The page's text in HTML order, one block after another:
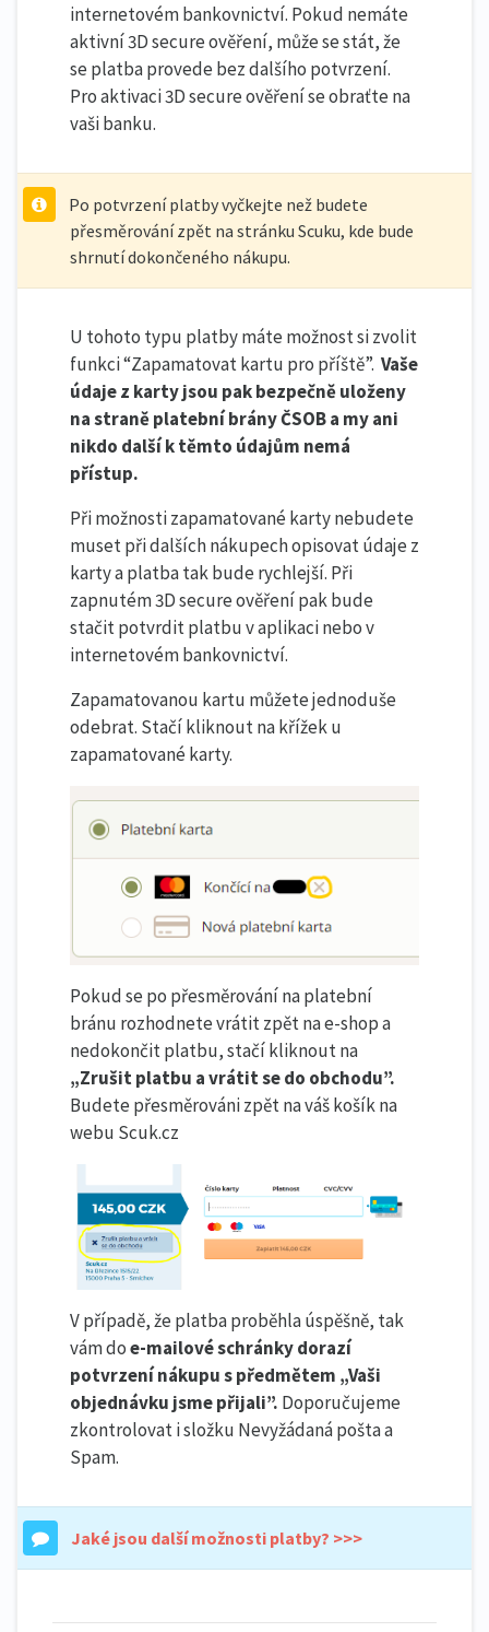
internetovém bankovnictví. Pokud nemáte
aktivní 3D secure ověření, může se stát, že
se platba provede bez dalšího potvrzení.
Pro aktivaci 3D secure ověření se obraťte na
vaši banku.
Po potvrzení platby vyčkejte než budete
přesměrování zpět na stránku Scuku, kde bude
shrnutí dokončeného nákupu.
U tohoto typu platby máte možnost si zvolit
funkci “Zapamatovat kartu pro příště”. Vaše
údaje z karty jsou pak bezpečně uloženy
na straně platební brány ČSOB a my ani
nikdo další k těmto údajům nemá
přístup.
Při možnosti zapamatované karty nebudete
muset při dalších nákupech opisovat údaje z
karty a platba tak bude rychlejší. Při
zapnutém 3D secure ověření pak bude
stačit potvrdit platbu v aplikaci nebo v
internetovém bankovnictví.
Zapamatovanou kartu můžete jednoduše
odebrat. Stačí kliknout na křížek u
zapamatované karty.
Pokud se po přesměrování na platební
bránu rozhodnete vrátit zpět na e-shop a
nedokončit platbu, stačí kliknout na
„Zrušit platbu a vrátit se do obchodu”.
Budete přesměrováni zpět na váš košík na
webu Scuk.cz
V případě, že platba proběhla úspěšně, tak
vám doe-mailové schránky dorazí
potvrzení nákupu s předmětem „Vaši
objednávku jsme přijali”. Doporučujeme
zkontrolovat i složku Nevyžádaná pošta a
Spam.
Jaké jsou další možnosti platby? >>>